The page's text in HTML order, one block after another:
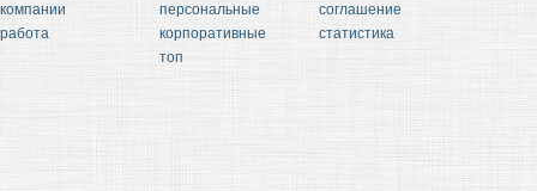
компании
работа
персональные
корпоративные
топ
соглашение
статистика